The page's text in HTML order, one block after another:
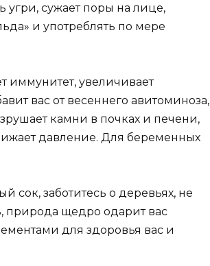
угри, сужает поры на лице,
и употреблять по мере
иммунитет, увеличивает
вас от весеннего авитоминоза,
камни в почках и печени,
давление. Для беременных
сок, заботитесь о деревьях, не
природа щедро одарит вас
для здоровья вас и